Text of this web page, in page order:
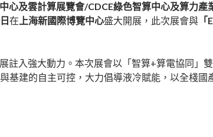
心及雲計算展覽會/CDCE綠色智算中心及算力產
在 上海新國際博覽中心盛大開展，此次展會與
註入強大動力。本次展會以「智算+算電協同
基建的自主可控，大力倡導液冷賦能，以全棧